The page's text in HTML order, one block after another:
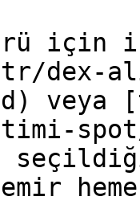
için
dex-
emir